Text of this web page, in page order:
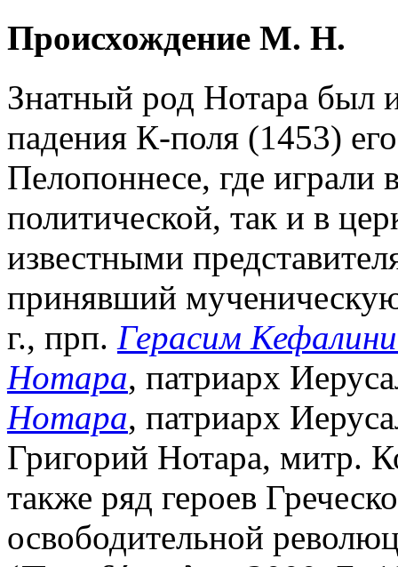
Происхождение М. Н.
Знатный род Нотара был
падения К-поля (1453)
Пелопоннесе, где играли
политической, так и в
известными
принявший
г., прп. Герасим
Нотара, патриарх
Нотара, патриарх
Григорий Нотара, митр.
также ряд героев
освободительной